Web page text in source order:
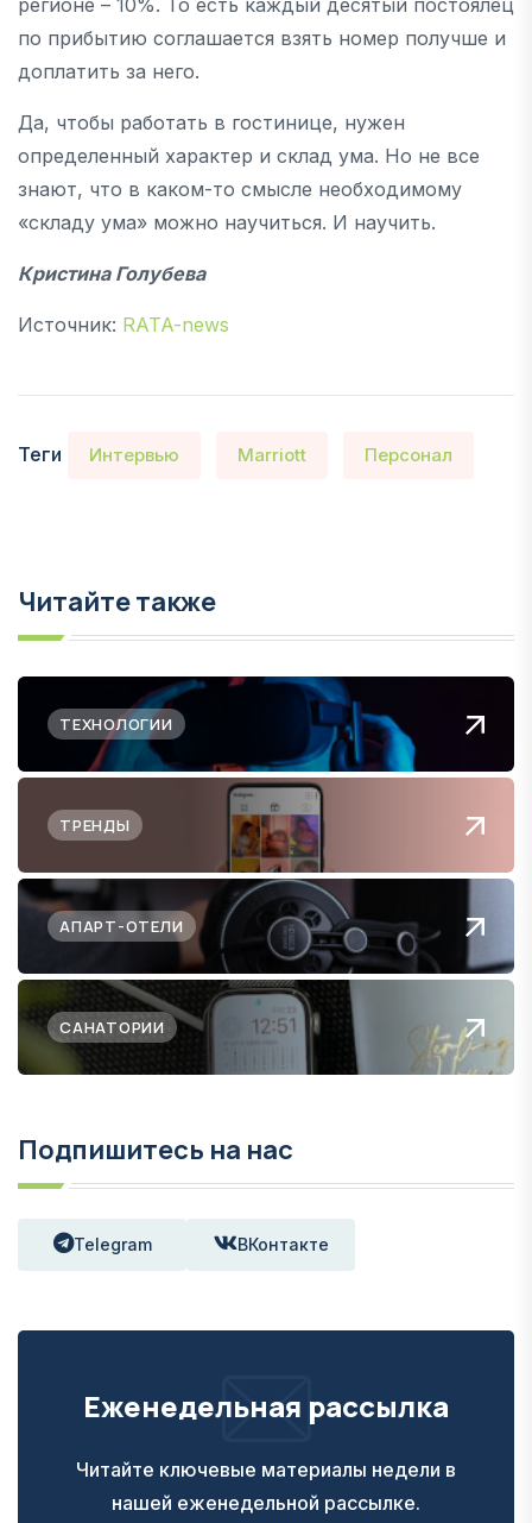
по прибытию соглашается взять номер получше и
доплатить за него.
Да, чтобы работать в гостинице, нужен
определенный характер и склад ума. Но не все
знают, что в каком-то смысле необходимому
«складу ума» можно научиться. И научить.
Кристина Голубева
Источник: RATA-news
Теги Интервью Marriott Персонал
Читайте также
ТЕХНОЛОГИИ
ТРЕНДЫ
АПАРТ-ОТЕЛИ
САНАТОРИИ
Подпишитесь на нас
Telegram ВКонтакте
Еженедельная рассылка
Читайте ключевые материалы недели в
нашей еженедельной рассылке.